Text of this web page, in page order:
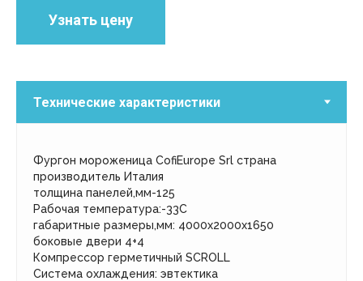
Узнать цену
Фургон мороженица CofiEurope Srl страна
производитель Италия
толщина панелей,мм-125
Рабочая температура:-33С
габаритные размеры,мм: 4000х2000х1650
боковые двери 4+4
Компрессор герметичный SCROLL
Система охлаждения: эвтектика